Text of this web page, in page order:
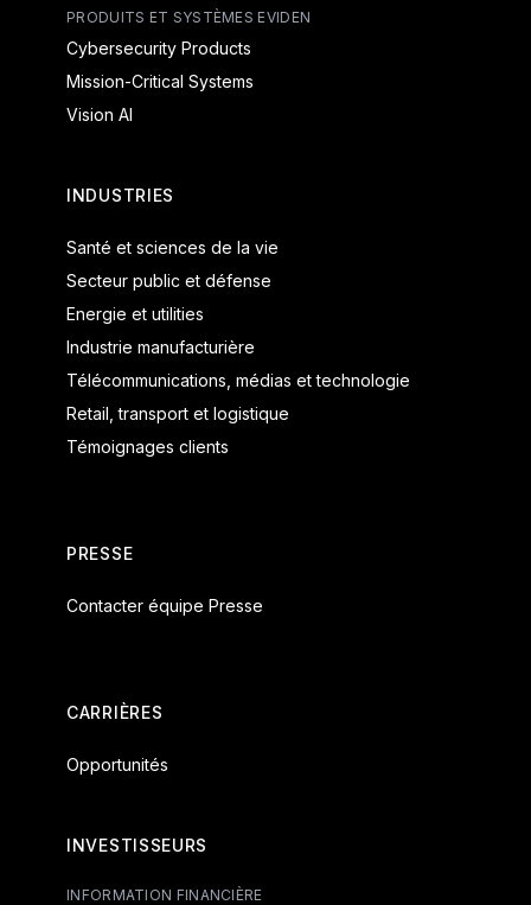
PRODUITS ET SYSTÈMES EVIDEN
Cybersecurity Products
Mission-Critical Systems
Vision AI
INDUSTRIES
Santé et sciences de la vie
Secteur public et défense
Energie et utilities
Industrie manufacturière
Télécommunications, médias et technologie
Retail, transport et logistique
Témoignages clients
PRESSE
Contacter équipe Presse
CARRIÈRES
Opportunités
INVESTISSEURS
INFORMATION FINANCIÈRE